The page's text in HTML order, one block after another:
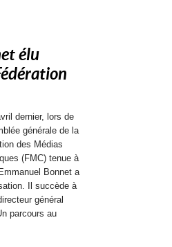
élu
dernier, lors de
générale de la
des Médias
(FMC) tenue à
Bonnet a
Il succède à
général
parcours au